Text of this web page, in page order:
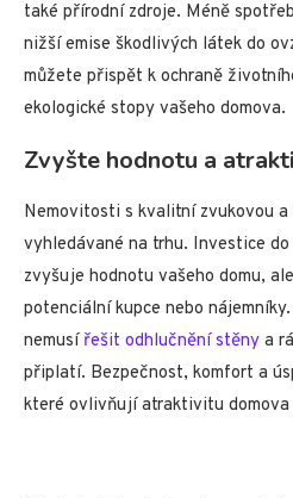
také přírodní zdroje. Méně
nižší emise škodlivých látek do
můžete přispět k ochraně
ekologické stopy vašeho domova.
Zvyšte hodnotu a
Nemovitosti s kvalitní zvukovou
vyhledávané na trhu. Investice
zvyšuje hodnotu vašeho domu,
potenciální kupce nebo
nemusí řešit odhlučnění stěny a
připlatí. Bezpečnost, komfort a
které ovlivňují atraktivitu